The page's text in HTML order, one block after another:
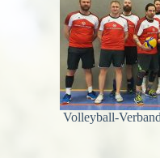
Volleyball-